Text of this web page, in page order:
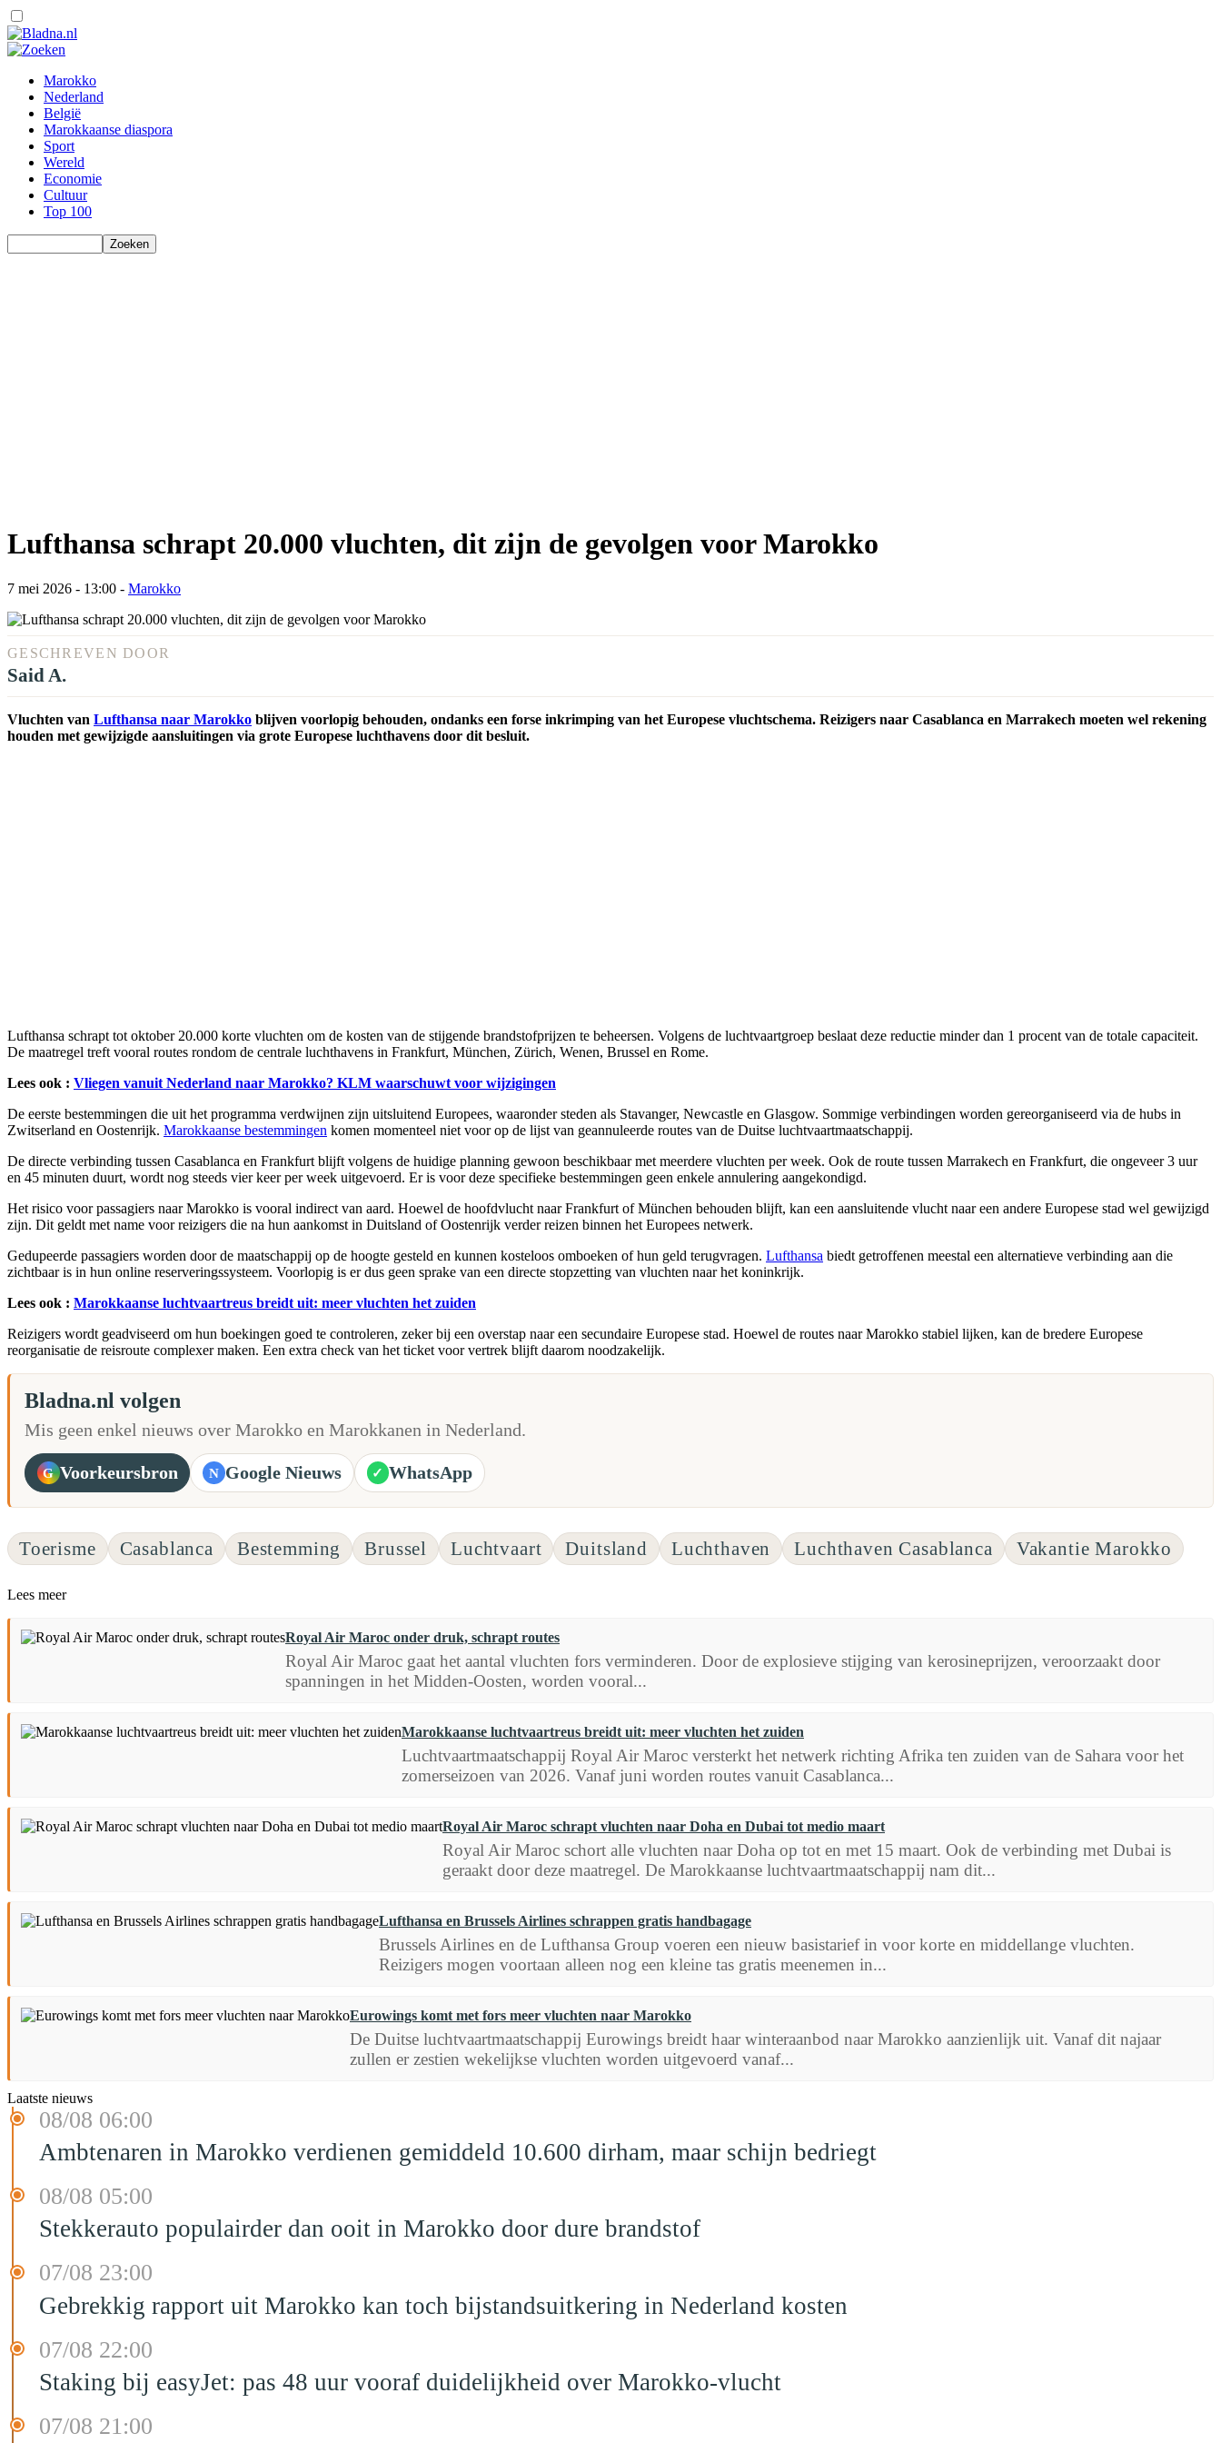
Marokko
Nederland
België
Marokkaanse diaspora
Sport
Wereld
Economie
Cultuur
Top 100
Lufthansa schrapt 20.000 vluchten, dit zijn de gevolgen voor Marokko
7 mei 2026 - 13:00 - Marokko
GESCHREVEN DOOR
Said A.
Vluchten van Lufthansa naar Marokko blijven voorlopig behouden, ondanks een forse inkrimping van het Europese vluchtschema. Reizigers naar Casablanca en Marrakech moeten wel rekening
houden met gewijzigde aansluitingen via grote Europese luchthavens door dit besluit.
Lufthansa schrapt tot oktober 20.000 korte vluchten om de kosten van de stijgende brandstofprijzen te beheersen. Volgens de luchtvaartgroep beslaat deze reductie minder dan 1 procent van de totale capaciteit.
De maatregel treft vooral routes rondom de centrale luchthavens in Frankfurt, München, Zürich, Wenen, Brussel en Rome.
Lees ook : Vliegen vanuit Nederland naar Marokko? KLM waarschuwt voor wijzigingen
De eerste bestemmingen die uit het programma verdwijnen zijn uitsluitend Europees, waaronder steden als Stavanger, Newcastle en Glasgow. Sommige verbindingen worden gereorganiseerd via de hubs in
Zwitserland en Oostenrijk. Marokkaanse bestemmingen komen momenteel niet voor op de lijst van geannuleerde routes van de Duitse luchtvaartmaatschappij.
De directe verbinding tussen Casablanca en Frankfurt blijft volgens de huidige planning gewoon beschikbaar met meerdere vluchten per week. Ook de route tussen Marrakech en Frankfurt, die ongeveer 3 uur
en 45 minuten duurt, wordt nog steeds vier keer per week uitgevoerd. Er is voor deze specifieke bestemmingen geen enkele annulering aangekondigd.
Het risico voor passagiers naar Marokko is vooral indirect van aard. Hoewel de hoofdvlucht naar Frankfurt of München behouden blijft, kan een aansluitende vlucht naar een andere Europese stad wel gewijzigd
zijn. Dit geldt met name voor reizigers die na hun aankomst in Duitsland of Oostenrijk verder reizen binnen het Europees netwerk.
Gedupeerde passagiers worden door de maatschappij op de hoogte gesteld en kunnen kosteloos omboeken of hun geld terugvragen. Lufthansa biedt getroffenen meestal een alternatieve verbinding aan die
zichtbaar is in hun online reserveringssysteem. Voorlopig is er dus geen sprake van een directe stopzetting van vluchten naar het koninkrijk.
Lees ook : Marokkaanse luchtvaartreus breidt uit: meer vluchten het zuiden
Reizigers wordt geadviseerd om hun boekingen goed te controleren, zeker bij een overstap naar een secundaire Europese stad. Hoewel de routes naar Marokko stabiel lijken, kan de bredere Europese
reorganisatie de reisroute complexer maken. Een extra check van het ticket voor vertrek blijft daarom noodzakelijk.
Bladna.nl volgen
Mis geen enkel nieuws over Marokko en Marokkanen in Nederland.
G Voorkeursbron N Google Nieuws ✓ WhatsApp
Toerisme Casablanca Bestemming Brussel Luchtvaart Duitsland Luchthaven Luchthaven Casablanca Vakantie Marokko
Lees meer
Royal Air Maroc onder druk, schrapt routes
Royal Air Maroc gaat het aantal vluchten fors verminderen. Door de explosieve stijging van kerosineprijzen, veroorzaakt door
spanningen in het Midden-Oosten, worden vooral...
Marokkaanse luchtvaartreus breidt uit: meer vluchten het zuiden
Luchtvaartmaatschappij Royal Air Maroc versterkt het netwerk richting Afrika ten zuiden van de Sahara voor het
zomerseizoen van 2026. Vanaf juni worden routes vanuit Casablanca...
Royal Air Maroc schrapt vluchten naar Doha en Dubai tot medio maart
Royal Air Maroc schort alle vluchten naar Doha op tot en met 15 maart. Ook de verbinding met Dubai is
geraakt door deze maatregel. De Marokkaanse luchtvaartmaatschappij nam dit...
Lufthansa en Brussels Airlines schrappen gratis handbagage
Brussels Airlines en de Lufthansa Group voeren een nieuw basistarief in voor korte en middellange vluchten.
Reizigers mogen voortaan alleen nog een kleine tas gratis meenemen in...
Eurowings komt met fors meer vluchten naar Marokko
De Duitse luchtvaartmaatschappij Eurowings breidt haar winteraanbod naar Marokko aanzienlijk uit. Vanaf dit najaar
zullen er zestien wekelijkse vluchten worden uitgevoerd vanaf...
Laatste nieuws
08/08 06:00
Ambtenaren in Marokko verdienen gemiddeld 10.600 dirham, maar schijn bedriegt
08/08 05:00
Stekkerauto populairder dan ooit in Marokko door dure brandstof
07/08 23:00
Gebrekkig rapport uit Marokko kan toch bijstandsuitkering in Nederland kosten
07/08 22:00
Staking bij easyJet: pas 48 uur vooraf duidelijkheid over Marokko-vlucht
07/08 21:00